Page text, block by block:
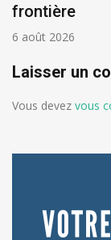
frontière
6 août 2026
Laisser un
Vous devez vous